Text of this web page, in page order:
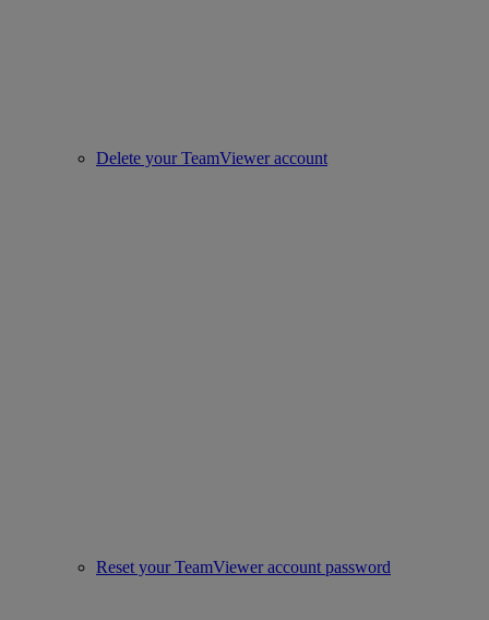
Delete your TeamViewer account
Reset your TeamViewer account password